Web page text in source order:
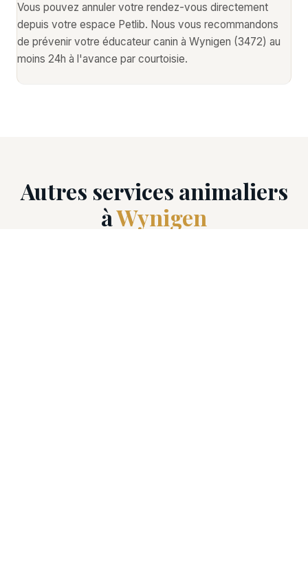
Vous pouvez annuler votre rendez-vous directement
depuis votre espace Petlib. Nous vous recommandons
de prévenir votre éducateur canin à Wynigen (3472) au
moins 24h à l'avance par courtoisie.
Autres services animaliers
àWynigen